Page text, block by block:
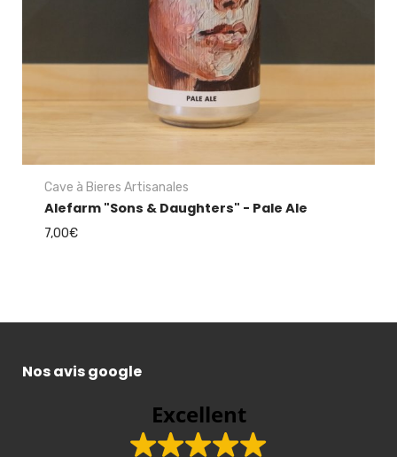
Cave à Bieres Artisanales
Alefarm "Sons & Daughters" - Pale Ale
7,00€
Nos avis google
Excellent